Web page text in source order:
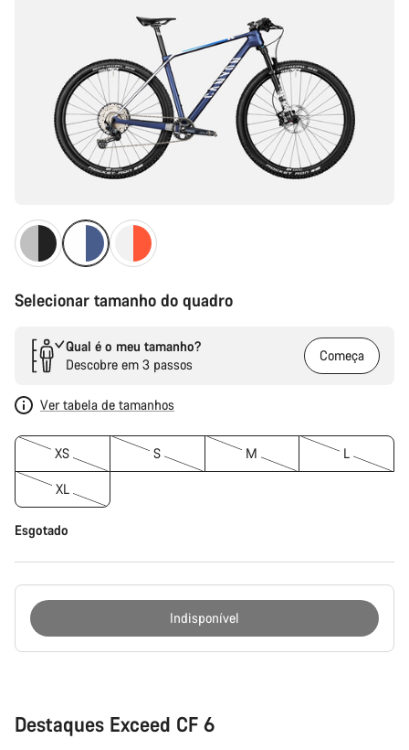
Selecionar tamanho do quadro
Qual é o meu tamanho?
Descobre em 3 passos
Começa
Ver tabela de tamanhos
XS S M L
XL
Esgotado
Indisponível
Destaques Exceed CF 6